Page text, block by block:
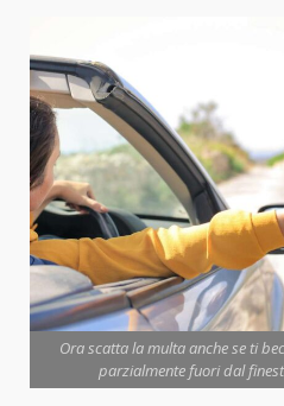
Ora scatta la multa anche se ti
parzialmente fuori dal